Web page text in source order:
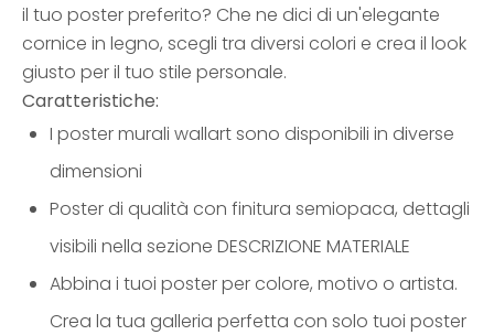
il tuo poster preferito? Che ne dici di un'elegante
cornice in legno, scegli tra diversi colori e crea il look
giusto per il tuo stile personale.
Caratteristiche:
I poster murali wallart sono disponibili in diverse
dimensioni
Poster di qualità con finitura semiopaca, dettagli
visibili nella sezione DESCRIZIONE MATERIALE
Abbina i tuoi poster per colore, motivo o artista.
Crea la tua galleria perfetta con solo tuoi poster